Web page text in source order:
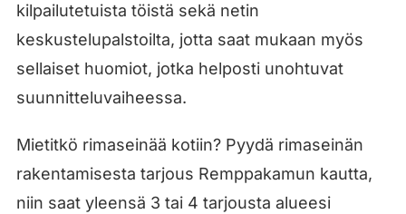
kilpailutetuista töistä sekä netin
keskustelupalstoilta, jotta saat mukaan myös
sellaiset huomiot, jotka helposti unohtuvat
suunnitteluvaiheessa.
Mietitkö rimaseinää kotiin? Pyydä rimaseinän
rakentamisesta tarjous Remppakamun kautta,
niin saat yleensä 3 tai 4 tarjousta alueesi